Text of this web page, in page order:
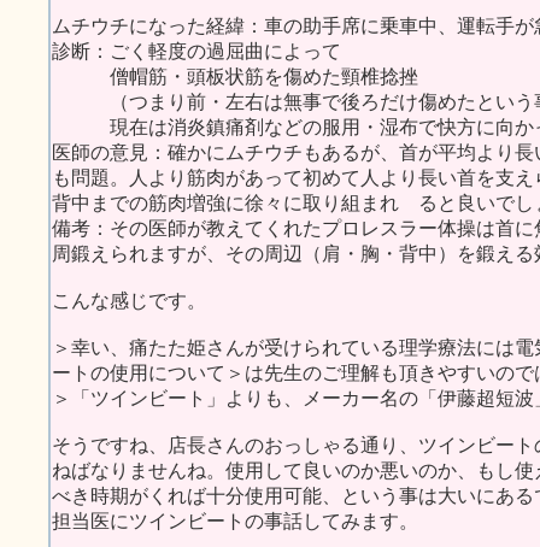
ムチウチになった経緯：車の助手席に乗車中、運転手
診断：ごく軽度の過屈曲によって
僧帽筋・頭板状筋を傷めた頸椎捻挫
（つまり前・左右は無事で後ろだけ傷めたという
現在は消炎鎮痛剤などの服用・湿布で快方に向か
医師の意見：確かにムチウチもあるが、首が平均より
も問題。人より筋肉があって初めて人より長い首を支
背中までの筋肉増強に徐々に取り組まれ ると良いでし
備考：その医師が教えてくれたプロレスラー体操は首
周鍛えられますが、その周辺（肩・胸・背中）を鍛え
こんな感じです。
＞幸い、痛たた姫さんが受けられている理学療法には
ートの使用について＞は先生のご理解も頂きやすいの
＞「ツインビート」よりも、メーカー名の「伊藤超短
そうですね、店長さんのおっしゃる通り、ツインビー
ねばなりませんね。使用して良いのか悪いのか、もし
べき時期がくれば十分使用可能、という事は大いにあ
担当医にツインビートの事話してみます。